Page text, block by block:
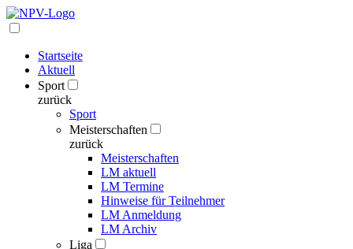
Startseite
Aktuell
Sport
zurück
Sport
Meisterschaften
zurück
Meisterschaften
LM aktuell
LM Termine
Hinweise für Teilnehmer
LM Anmeldung
LM Archiv
Liga